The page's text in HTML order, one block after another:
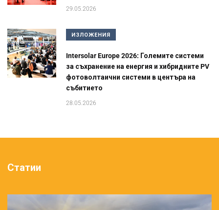
29.05.2026
ИЗЛОЖЕНИЯ
Intersolar Europe 2026: Големите системи
за съхранение на енергия и хибридните PV
фотоволтаични системи в центъра на
събитието
28.05.2026
Статии